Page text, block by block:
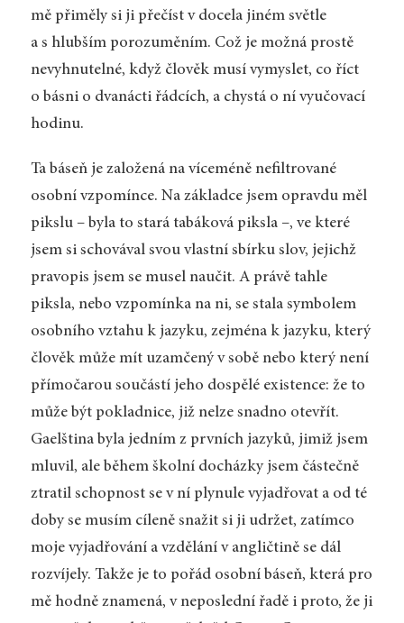
mě přiměly si ji přečíst v docela jiném světle
a s hlubším porozuměním. Což je možná prostě
nevyhnutelné, když člověk musí vymyslet, co říct
o básni o dvanácti řádcích, a chystá o ní vyučovací
hodinu.
Ta báseň je založená na víceméně nefiltrované
osobní vzpomínce. Na základce jsem opravdu měl
pikslu – byla to stará tabáková piksla –, ve které
jsem si schovával svou vlastní sbírku slov, jejichž
pravopis jsem se musel naučit. A právě tahle
piksla, nebo vzpomínka na ni, se stala symbolem
osobního vztahu k jazyku, zejména k jazyku, který
člověk může mít uzamčený v sobě nebo který není
přímočarou součástí jeho dospělé existence: že to
může být pokladnice, již nelze snadno otevřít.
Gaelština byla jedním z prvních jazyků, jimiž jsem
mluvil, ale během školní docházky jsem částečně
ztratil schopnost se v ní plynule vyjadřovat a od té
doby se musím cíleně snažit si ji udržet, zatímco
moje vyjadřování a vzdělání v angličtině se dál
rozvíjely. Takže je to pořád osobní báseň, která pro
mě hodně znamená, v neposlední řadě i proto, že ji